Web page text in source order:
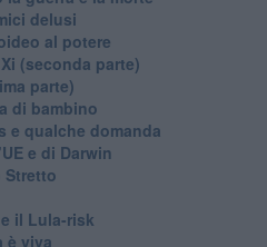
delusi
al potere
(seconda parte)
parte)
di bambino
e qualche domanda
e di Darwin
Stretto
il Lula-risk
è viva